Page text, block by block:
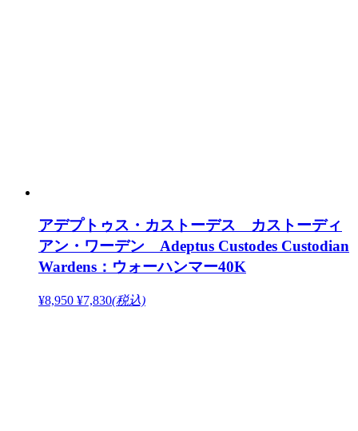
アデプトゥス・カストーデス カストーディ
アン・ワーデン Adeptus Custodes Custodian
Wardens：ウォーハンマー40K
¥8,950 ¥7,830(税込)